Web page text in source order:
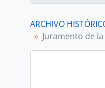
ARCHIVO
Juramento de